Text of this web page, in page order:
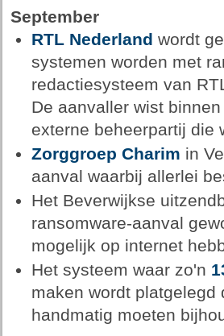
September
RTL Nederland wordt
systemen worden met
redactiesysteem van
De aanvaller wist
externe beheerpartij die
Zorggroep Charim in
aanval waarbij allerlei
Het Beverwijkse
ransomware-aanval
mogelijk op internet
Het systeem waar zo'n
maken wordt platgelegd
handmatig moeten